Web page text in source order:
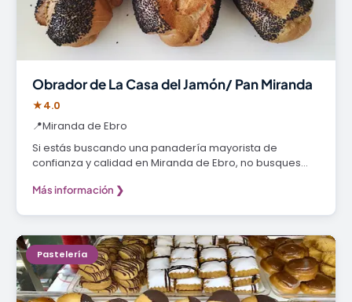
Obrador de La Casa del Jamón/ Pan Miranda
★4.0
📍Miranda de Ebro
Si estás buscando una panadería mayorista de
confianza y calidad en Miranda de Ebro, no busques…
Más información ❯
Pastelería